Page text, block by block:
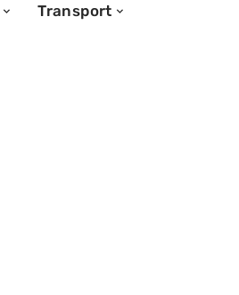
Transport